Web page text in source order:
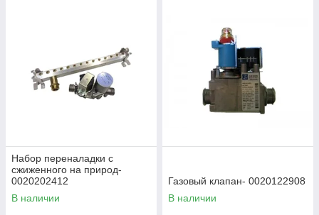
Набор переналадки с
сжиженного на природ-
0020202412
В наличии
Газовый клапан- 0020122908
В наличии